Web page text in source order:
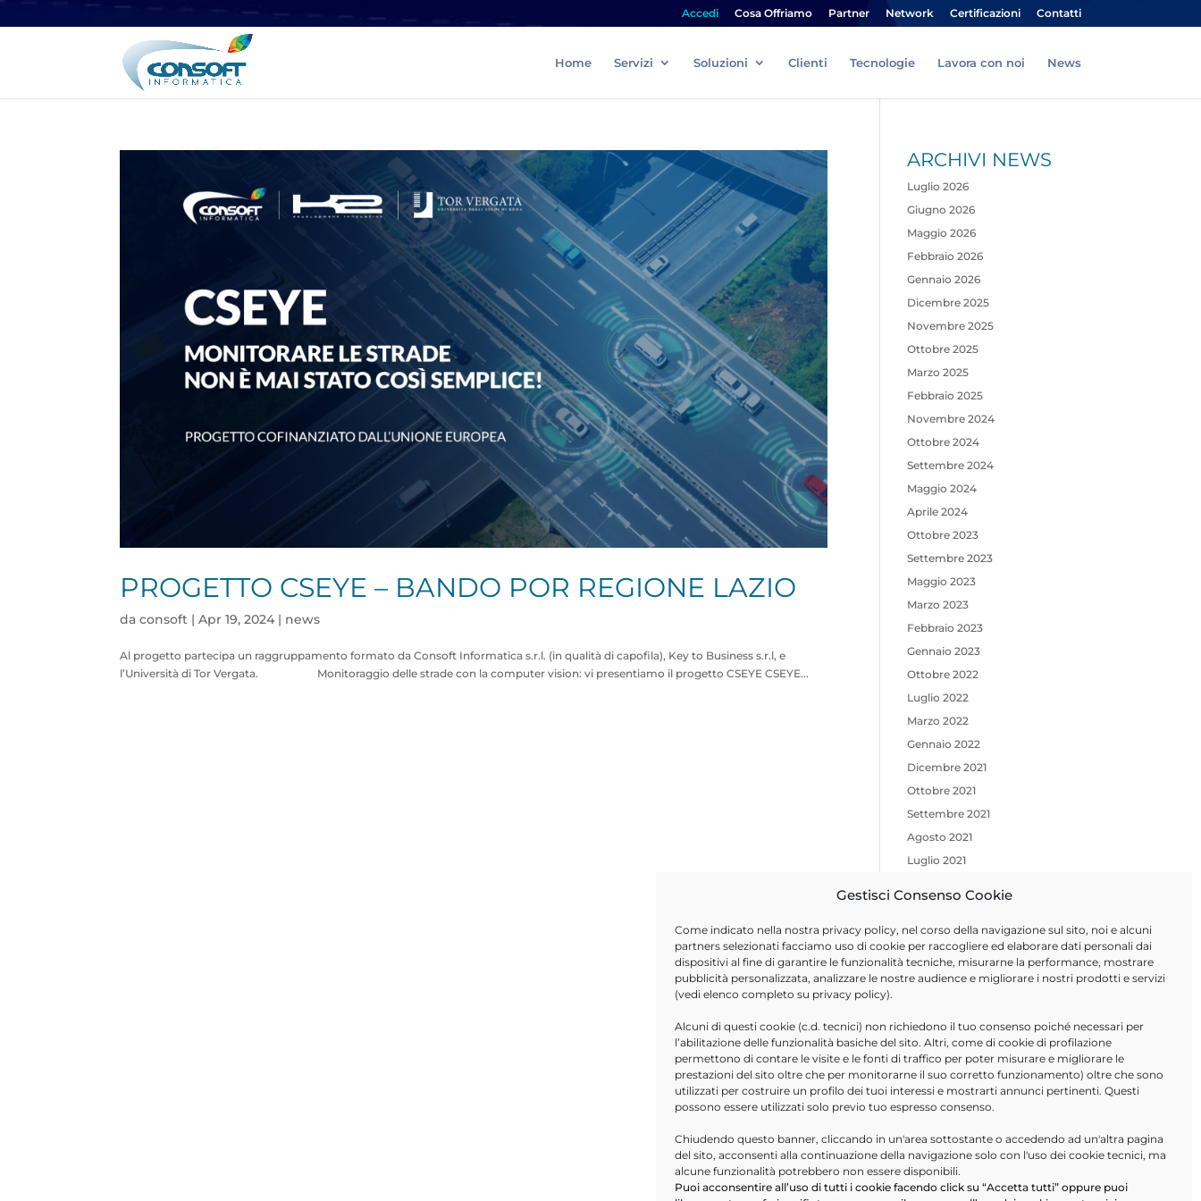
Gestisci Consenso Cookie
Come indicato nella nostra privacy policy, nel corso della navigazione sul sito, noi e alcuni
partners selezionati facciamo uso di cookie per raccogliere ed elaborare dati personali dai
dispositivi al fine di garantire le funzionalità tecniche, misurarne la performance, mostrare
pubblicità personalizzata, analizzare le nostre audience e migliorare i nostri prodotti e servizi
(vedi elenco completo su privacy policy).
Alcuni di questi cookie (c.d. tecnici) non richiedono il tuo consenso poiché necessari per
l’abilitazione delle funzionalità basiche del sito. Altri, come di cookie di profilazione
permettono di contare le visite e le fonti di traffico per poter misurare e migliorare le
prestazioni del sito oltre che per monitorarne il suo corretto funzionamento) oltre che sono
utilizzati per costruire un profilo dei tuoi interessi e mostrarti annunci pertinenti. Questi
possono essere utilizzati solo previo tuo espresso consenso.
Chiudendo questo banner, cliccando in un'area sottostante o accedendo ad un'altra pagina
del sito, acconsenti alla continuazione della navigazione solo con l'uso dei cookie tecnici, ma
alcune funzionalità potrebbero non essere disponibili.
Puoi acconsentire all’uso di tutti i cookie facendo click su “Accetta tutti” oppure puoi
Accedi Cosa Offriamo Partner Network Certificazioni Contatti
Home Servizi Soluzioni Clienti Tecnologie Lavora con noi News
PROGETTO CSEYE – BANDO POR REGIONE LAZIO
daconsoft |Apr 19, 2024 | news
Al progetto partecipa un raggruppamento formato da Consoft Informatica s.r.l. (in qualità di capofila), Key to Business s.r.l, e
l’Università di Tor Vergata. Monitoraggio delle strade con la computer vision: vi presentiamo il progetto CSEYE CSEYE...
ARCHIVI NEWS
Luglio 2026
Giugno 2026
Maggio 2026
Febbraio 2026
Gennaio 2026
Dicembre 2025
Novembre 2025
Ottobre 2025
Marzo 2025
Febbraio 2025
Novembre 2024
Ottobre 2024
Settembre 2024
Maggio 2024
Aprile 2024
Ottobre 2023
Settembre 2023
Maggio 2023
Marzo 2023
Febbraio 2023
Gennaio 2023
Ottobre 2022
Luglio 2022
Marzo 2022
Gennaio 2022
Dicembre 2021
Ottobre 2021
Settembre 2021
Agosto 2021
Luglio 2021
Febbraio 2021
Novembre 2020
Ottobre 2020
Marzo 2020
Febbraio 2020
Gennaio 2020
ULTIMI ARTICOLI
Help Desk Informatici
PA Digitale in cloud- webinar
16/09/2026